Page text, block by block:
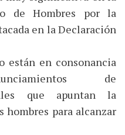
de Hombres por la
en la Declaración
están en consonancia
de
que apuntan la
hombres para alcanzar